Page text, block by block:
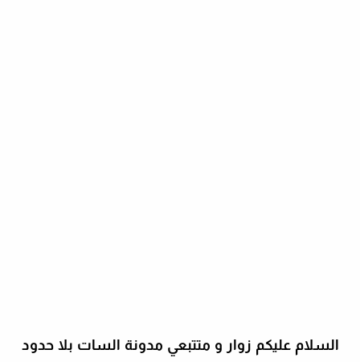
السلام عليكم زوار و متتبعي مدونة السات بلا حدود